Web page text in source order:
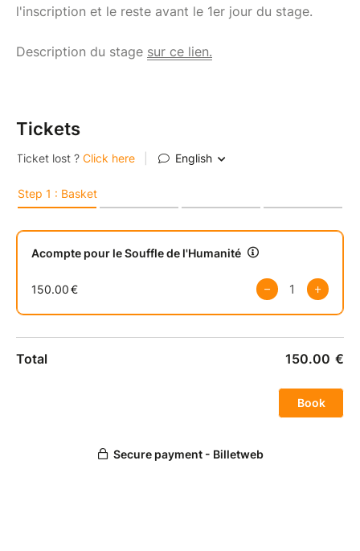
l'inscription et le reste avant le 1er jour du stage.
Description du stage sur ce lien.
Tickets